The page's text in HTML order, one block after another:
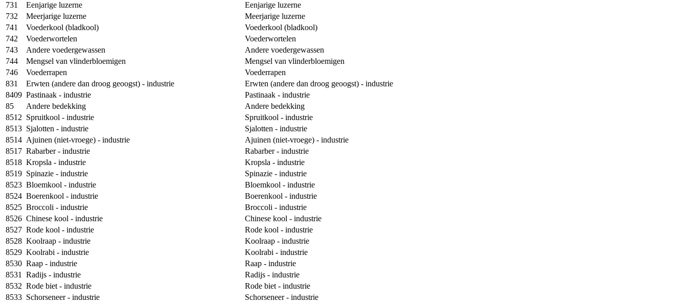
731
Eenjarige luzerne
Eenjarige luzerne
732
Meerjarige luzerne
Meerjarige luzerne
741
Voederkool (bladkool)
Voederkool (bladkool)
742
Voederwortelen
Voederwortelen
743
Andere voedergewassen
Andere voedergewassen
744
Mengsel van vlinderbloemigen
Mengsel van vlinderbloemigen
746
Voederrapen
Voederrapen
831
Erwten (andere dan droog geoogst) - industrie
Erwten (andere dan droog geoogst) - industrie
8409 Pastinaak - industrie
Pastinaak - industrie
85
Andere bedekking
Andere bedekking
8512 Spruitkool - industrie
Spruitkool - industrie
8513 Sjalotten - industrie
Sjalotten - industrie
8514 Ajuinen (niet-vroege) - industrie
Ajuinen (niet-vroege) - industrie
8517 Rabarber - industrie
Rabarber - industrie
8518 Kropsla - industrie
Kropsla - industrie
8519 Spinazie - industrie
Spinazie - industrie
8523 Bloemkool - industrie
Bloemkool - industrie
8524 Boerenkool - industrie
Boerenkool - industrie
8525 Broccoli - industrie
Broccoli - industrie
8526 Chinese kool - industrie
Chinese kool - industrie
8527 Rode kool - industrie
Rode kool - industrie
8528 Koolraap - industrie
Koolraap - industrie
8529 Koolrabi - industrie
Koolrabi - industrie
8530 Raap - industrie
Raap - industrie
8531
Radijs - industrie
Radijs - industrie
8532 Rode biet - industrie
Rode biet - industrie
8533 Schorseneer - industrie
Schorseneer - industrie